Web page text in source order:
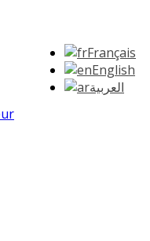
Français
English
العربية